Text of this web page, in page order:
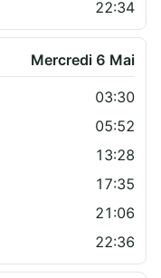
22:34
Mercredi 6 Mai
03:30
05:52
13:28
17:35
21:06
22:36